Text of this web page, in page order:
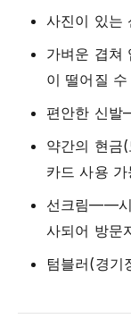
사진이 있는
가벼운 겹
이 떨어질
편안한 신
약간의 현금
카드 사용 가
선크림——시
사되어 방문
텀블러(경기